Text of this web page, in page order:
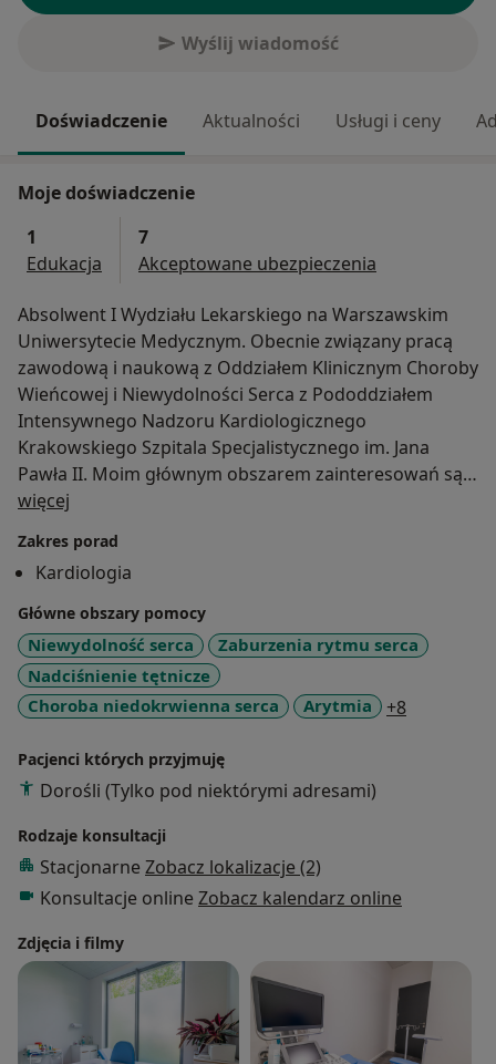
Wyślij wiadomość
Doświadczenie Aktualności Usługi i ceny
Moje doświadczenie
1
Edukacja
7
Akceptowane ubezpieczenia
Absolwent I Wydziału Lekarskiego na Warszawskim
Uniwersytecie Medycznym. Obecnie związany pracą
zawodową i naukową z Oddziałem Klinicznym Choroby
Wieńcowej i Niewydolności Serca z Pododdziałem
Intensywnego Nadzoru Kardiologicznego
Krakowskiego Szpitala Specjalistycznego im. Jana
Pawła II. Moim głównym obszarem zainteresowań są
choroby związane z zaburzeniami rytmu serca:
• arytmie komorowe i nadkomorowe,
• bloki przewodzenia przedsionkowo-komorowego,
• zespół chorego węzła zatokowego,
• kołatania serca,
• omdlenia.
Wykonuję zabiegi implantacji rozruszników serca i
kardiowerterów-defibrylatorów oraz uczestniczę w
Elektrofizjologii i Elektroterapii przy KChWiNS KSS im.
JP2.
• choroby niedokrwiennej serca,
• niewydolności serca
• nadciśnienia tętniczego,
• wad zastawkowych.
W gabinecie wykonuję EKG, badanie
echokardiograficzne i próbę wysiłkową na bieżni.
W pracy cenię sobie indywidualne podejście do
chorego, gdyż partnerski model relacji lekarz-pacjent
więcej
Zakres porad
Kardiologia
Główne obszary pomocy
Niewydolność serca
Zaburzenia rytmu serca
Nadciśnienie tętnicze
Choroba niedokrwienna serca
Arytmia +8
Pacjenci których przyjmuję
Dorośli (Tylko pod niektórymi adresami)
Rodzaje konsultacji
Stacjonarne Zobacz lokalizacje (2)
Konsultacje online Zobacz kalendarz online
Zdjęcia i filmy